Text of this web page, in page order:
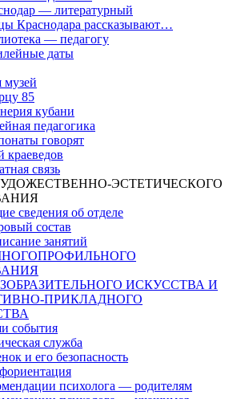
— литературный
Краснодара рассказывают…
— педагогу
даты
85
кубани
педагогика
говорят
краеведов
связь
ЭСТЕТИЧЕСКОГО
сведения об отделе
состав
занятий
ИСКУССТВА И
ПРИКЛАДНОГО
события
служба
и его безопасность
психолога — родителям